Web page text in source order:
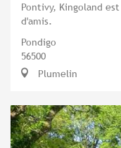
Pontivy, Kingoland
d'amis.
Pondigo
56500
Plumelin